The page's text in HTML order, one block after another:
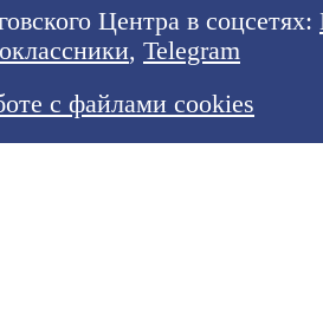
Центра в соцсетях:
, Telegram
с файлами cookies